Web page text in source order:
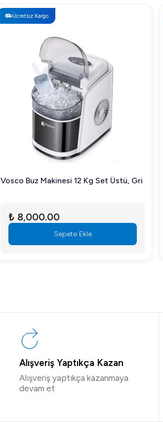
Ücretsiz Kargo
Vosco Buz Makinesi 12 Kg Set Üstü, Gri
₺ 8,000.00
Sepete Ekle
Alışveriş Yaptıkça Kazan
Alışveriş yaptıkça kazanmaya
devam et